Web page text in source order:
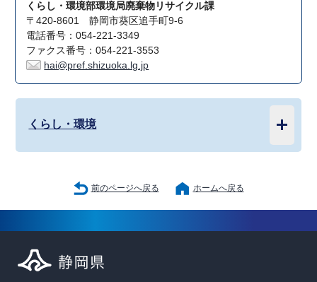
くらし・環境部環境局廃棄物リサイクル課
〒420-8601 静岡市葵区追手町9-6
電話番号：054-221-3349
ファクス番号：054-221-3553
hai@pref.shizuoka.lg.jp
くらし・環境
前のページへ戻る ホームへ戻る